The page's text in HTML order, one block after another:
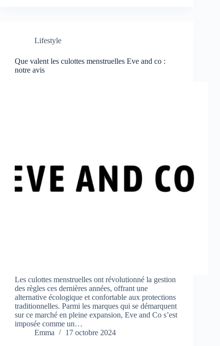
Lifestyle
Que valent les culottes menstruelles Eve and co :
notre avis
Les culottes menstruelles ont révolutionné la gestion
des règles ces dernières années, offrant une
alternative écologique et confortable aux protections
traditionnelles. Parmi les marques qui se démarquent
sur ce marché en pleine expansion, Eve and Co s’est
imposée comme un…
Emma
17 octobre 2024